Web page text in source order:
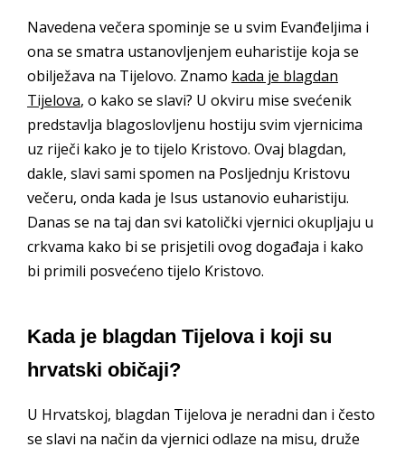
Navedena večera spominje se u svim Evanđeljima i
ona se smatra ustanovljenjem euharistije koja se
obilježava na Tijelovo. Znamo kada je blagdan
Tijelova, o kako se slavi? U okviru mise svećenik
predstavlja blagoslovljenu hostiju svim vjernicima
uz riječi kako je to tijelo Kristovo. Ovaj blagdan,
dakle, slavi sami spomen na Posljednju Kristovu
večeru, onda kada je Isus ustanovio euharistiju.
Danas se na taj dan svi katolički vjernici okupljaju u
crkvama kako bi se prisjetili ovog događaja i kako
bi primili posvećeno tijelo Kristovo.
Kada je blagdan Tijelova i koji su
hrvatski običaji?
U Hrvatskoj, blagdan Tijelova je neradni dan i često
se slavi na način da vjernici odlaze na misu, druže